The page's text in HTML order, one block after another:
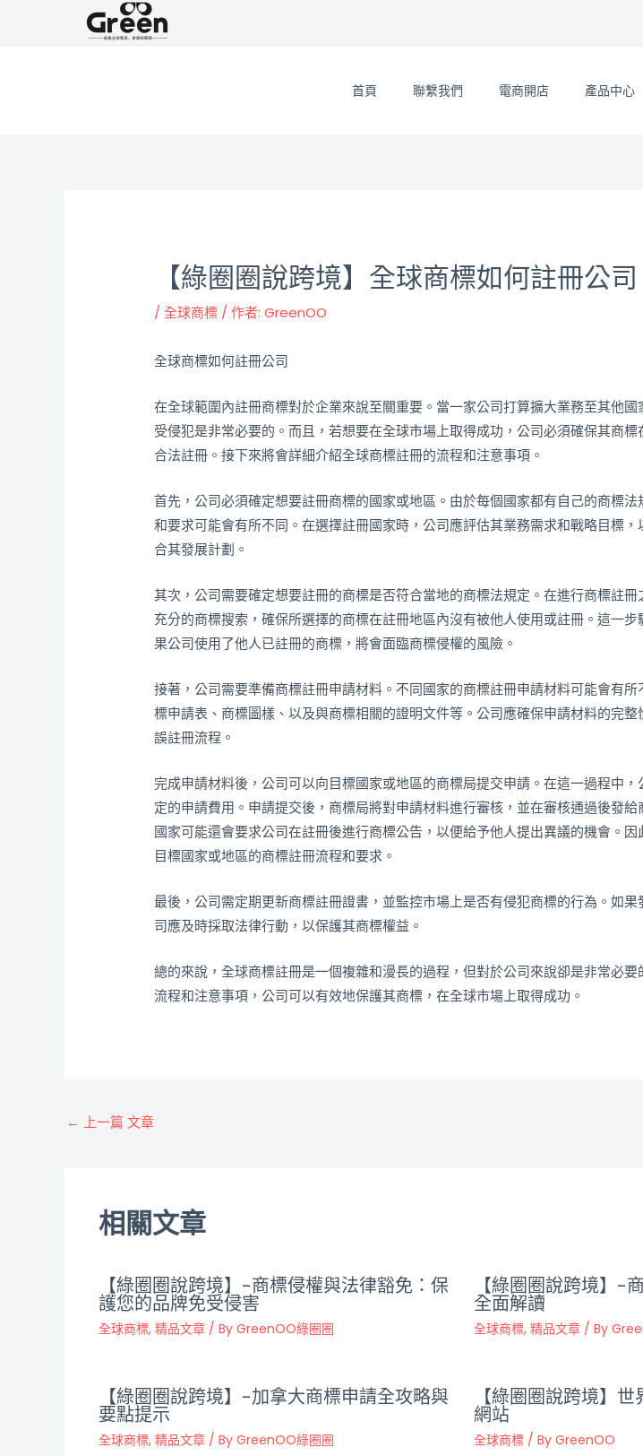
首頁 聯繫我們 電商開店 產品中心
【綠圈圈說跨境】全球商標如何註冊公司
/全球商標 / 作者:GreenOO
全球商標如何註冊公司
在全球範圍內註冊商標對於企業來說至關重要。當一家公司打算擴大業務至其他
受侵犯是非常必要的。而且，若想要在全球市場上取得成功，公司必須確保其商標
合法註冊。接下來將會詳細介紹全球商標註冊的流程和注意事項。
首先，公司必須確定想要註冊商標的國家或地區。由於每個國家都有自己的商標法
和要求可能會有所不同。在選擇註冊國家時，公司應評估其業務需求和戰略目標
合其發展計劃。
其次，公司需要確定想要註冊的商標是否符合當地的商標法規定。在進行商標註
充分的商標搜索，確保所選擇的商標在註冊地區內沒有被他人使用或註冊。這一步
果公司使用了他人已註冊的商標，將會面臨商標侵權的風險。
接著，公司需要準備商標註冊申請材料。不同國家的商標註冊申請材料可能會有所
標申請表、商標圖樣、以及與商標相關的證明文件等。公司應確保申請材料的完
誤註冊流程。
完成申請材料後，公司可以向目標國家或地區的商標局提交申請。在這一過程中
定的申請費用。申請提交後，商標局將對申請材料進行審核，並在審核通過後發
國家可能還會要求公司在註冊後進行商標公告，以便給予他人提出異議的機會。
目標國家或地區的商標註冊流程和要求。
最後，公司需定期更新商標註冊證書，並監控市場上是否有侵犯商標的行為。如
司應及時採取法律行動，以保護其商標權益。
總的來說，全球商標註冊是一個複雜和漫長的過程，但對於公司來說卻是非常必要
流程和注意事項，公司可以有效地保護其商標，在全球市場上取得成功。
← 上一篇 文章
相關文章
【綠圈圈說跨境】-商標侵權與法律豁免：保
護您的品牌免受侵害
全球商標, 精品文章/ By GreenOO綠圈圈
【綠圈圈說跨境】-
全面解讀
全球商標, 精品文章/ By
【綠圈圈說跨境】-加拿大商標申請全攻略與
要點提示
全球商標, 精品文章/ By GreenOO綠圈圈
【綠圈圈說跨境】
網站
全球商標/ By GreenOO